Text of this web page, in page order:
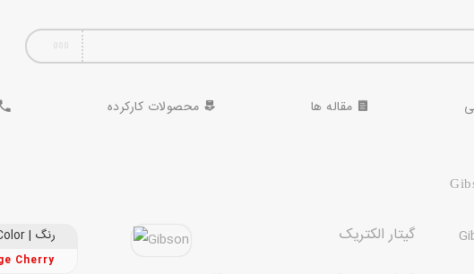
مقاله ها محصولات کارکرده
گیتار الکتریک رنگ | Color
Cherry